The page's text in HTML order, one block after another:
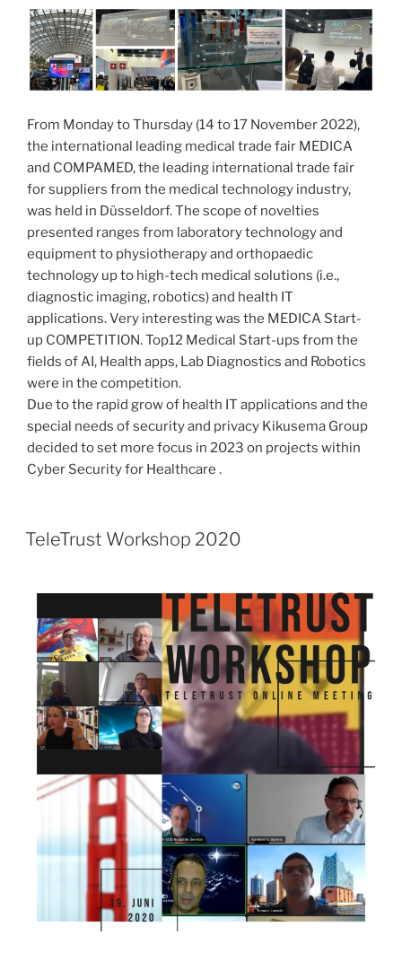
From Monday to Thursday (14 to 17 November 2022),
the international leading medical trade fair MEDICA
and COMPAMED, the leading international trade fair
for suppliers from the medical technology industry,
was held in Düsseldorf. The scope of novelties
presented ranges from laboratory technology and
equipment to physiotherapy and orthopaedic
technology up to high-tech medical solutions (i.e.,
diagnostic imaging, robotics) and health IT
applications. Very interesting was the MEDICA Start-
up COMPETITION. Top12 Medical Start-ups from the
fields of AI, Health apps, Lab Diagnostics and Robotics
were in the competition.
Due to the rapid grow of health IT applications and the
special needs of security and privacy Kikusema Group
decided to set more focus in 2023 on projects within
Cyber Security for Healthcare .
TeleTrust Workshop 2020